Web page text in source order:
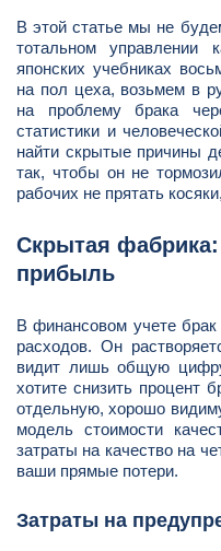
В этой статье мы не
тотальном управлении
японских учебниках
на пол цеха, возьмем в
на проблему брака
статистики и
найти скрытые причины
так, чтобы он не
рабочих не прятать
Скрытая
прибыль
В финансовом учете брак
расходов. Он
видит лишь общую
хотите снизить процент
отдельную, хорошо
модель стоимости
затраты на качество на
ваши прямые потери.
Затраты на